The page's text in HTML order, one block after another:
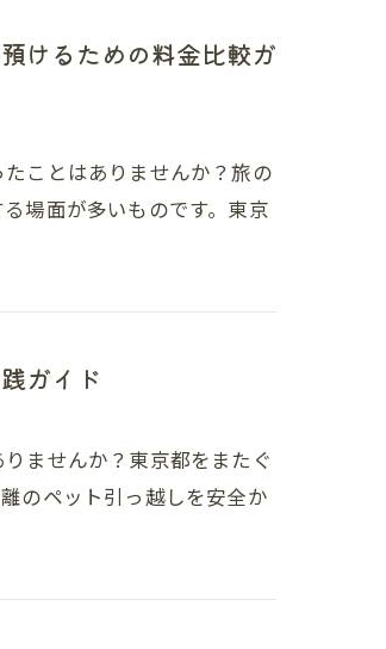
けるための料金比較ガ
ことはありませんか？旅の
場面が多いものです。東京
ガイド
ませんか？東京都をまたぐ
のペット引っ越しを安全か